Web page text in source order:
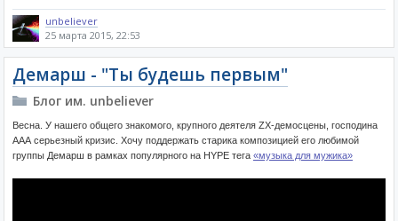
unbeliever
25 марта 2015, 22:53
Демарш - "Ты будешь первым"
Блог им. unbeliever
Весна. У нашего общего знакомого, крупного деятеля ZX-демосцены, господина
ААА серьезный кризис. Хочу поддержать старика композицией его любимой
группы Демарш в рамках популярного на HYPE тега «музыка для мужика»